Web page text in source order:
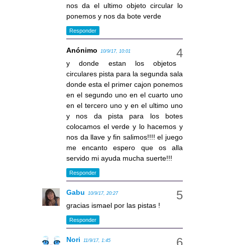
nos da el ultimo objeto circular lo
ponemos y nos da bote verde
Responder
Anónimo 10/9/17, 10:01
y donde estan los objetos
circulares pista para la segunda sala
donde esta el primer cajon ponemos
en el segundo uno en el cuarto uno
en el tercero uno y en el ultimo uno
y nos da pista para los botes
colocamos el verde y lo hacemos y
nos da llave y fin salimos!!!! el juego
me encanto espero que os alla
servido mi ayuda mucha suerte!!!
Responder
Gabu 10/9/17, 20:27
gracias ismael por las pistas !
Responder
Nori 11/9/17, 1:45